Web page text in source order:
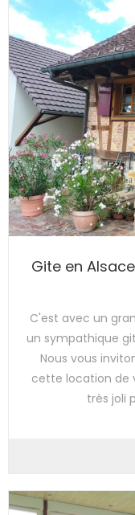
Gite en
C'est avec un
un sympathique
Nous vous
cette location de
très joli